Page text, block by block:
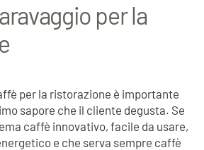
per la
per la ristorazione è importante
sapore che il cliente degusta. Se
caffè innovativo, facile da usare,
e che serva sempre caffè